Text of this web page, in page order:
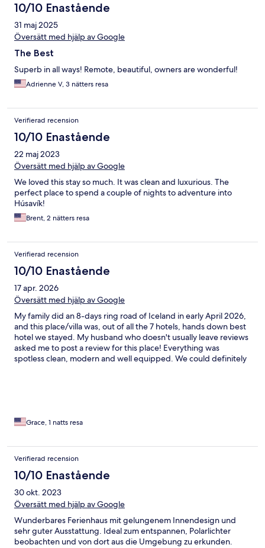
10/10 Enastående
31 maj 2025
Översätt med hjälp av Google
The Best
Superb in all ways! Remote, beautiful, owners are wonderful!
Adrienne V, 3 nätters resa
Verifierad recension
10/10 Enastående
22 maj 2023
Översätt med hjälp av Google
We loved this stay so much. It was clean and luxurious. The
perfect place to spend a couple of nights to adventure into
Húsavík!
Brent, 2 nätters resa
Verifierad recension
10/10 Enastående
17 apr. 2026
Översätt med hjälp av Google
My family did an 8-days ring road of Iceland in early April 2026,
and this place/villa was, out of all the 7 hotels, hands down best
hotel we stayed. My husband who doesn't usually leave reviews
asked me to post a review for this place! Everything was
spotless clean, modern and well equipped. We could definitely
Everything was so perfect and lovely. Thank you for the
Grace, 1 natts resa
Verifierad recension
10/10 Enastående
30 okt. 2023
Översätt med hjälp av Google
Wunderbares Ferienhaus mit gelungenem Innendesign und
sehr guter Ausstattung. Ideal zum entspannen, Polarlichter
beobachten und von dort aus die Umgebung zu erkunden.